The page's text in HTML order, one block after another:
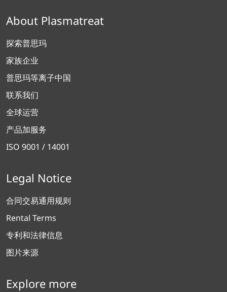
About Plasmatreat
探索普思玛
家族企业
普思玛等离子中国
联系我们
全球运营
产品加服务
ISO 9001 / 14001
Legal Notice
合同交易通用规则
Rental Terms
专利和法律信息
图片来源
Explore more